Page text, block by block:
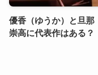
優香（ゆうか）と旦那
崇高に代表作はある？